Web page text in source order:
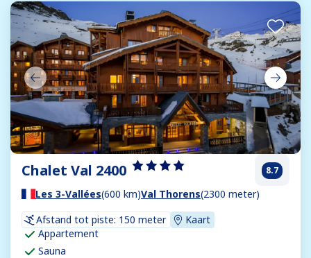
8.7
Chalet Val 2400
Les 3-Vallées(600 km)Val Thorens(2300 meter)
Afstand tot piste: 150 meter
Kaart
Appartement
Sauna